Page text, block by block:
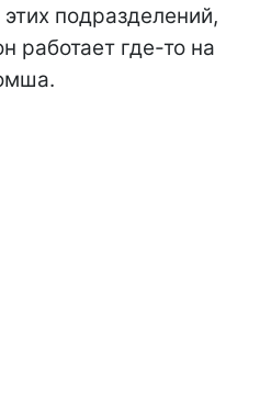
подразделений,
работает где-то на